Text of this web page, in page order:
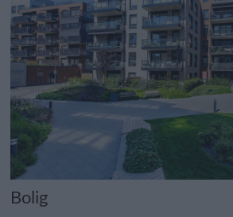
Bolig